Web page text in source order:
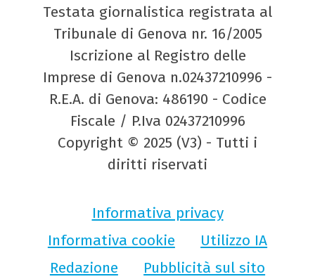
Testata giornalistica registrata al
Tribunale di Genova nr. 16/2005
Iscrizione al Registro delle
Imprese di Genova n.02437210996 -
R.E.A. di Genova: 486190 - Codice
Fiscale / P.Iva 02437210996
Copyright © 2025 (V3) - Tutti i
diritti riservati
Informativa privacy
Informativa cookie
Utilizzo IA
Redazione
Pubblicità sul sito